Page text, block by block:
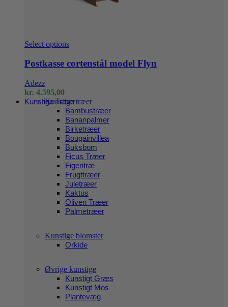
Select options
Postkasse cortenstål model Flyn
Adezz
kr. 4.595,00
Kunstige Træer
Kunstige træer
Bambustræer
Bananpalmer
Birketræer
Bougainvillea
Buksbom
Ficus Træer
Figentræ
Frugttræer
Juletræer
Kaktus
Oliven Træer
Palmetræer
Kunstige blomster
Orkide
Øvrige kunstige
Kunstigt Græs
Kunstigt Mos
Plantevæg